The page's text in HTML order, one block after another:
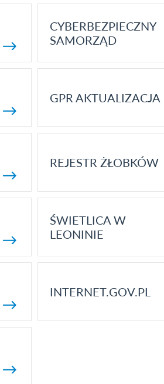
CYBERBEZPIECZNY
SAMORZĄD
GPR AKTUALIZACJA
REJESTR ŻŁOBKÓW
ŚWIETLICA W
LEONINIE
INTERNET.GOV.PL